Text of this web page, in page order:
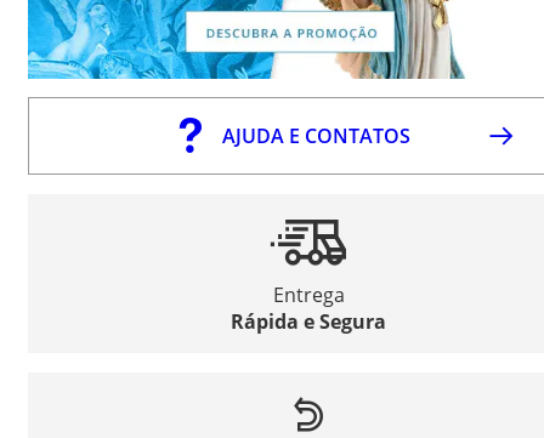
AJUDA E CONTATOS
Entrega
Rápida e Segura